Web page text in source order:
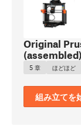
Original
5 章 ほどほど
組み立てを